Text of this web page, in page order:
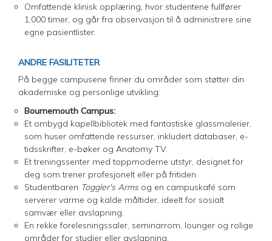
Omfattende klinisk opplæring, hvor studentene fullfører
1,000 timer, og går fra observasjon til å administrere sine
egne pasientlister.
ANDRE FASILITETER
På begge campusene finner du områder som støtter din
akademiske og personlige utvikling:
Bournemouth Campus:
Et ombygd kapellbibliotek med fantastiske glassmalerier,
som huser omfattende ressurser, inkludert databaser, e-
tidsskrifter, e-bøker og Anatomy TV.
Et treningssenter med toppmoderne utstyr, designet for
deg som trener profesjonelt eller på fritiden.
Studentbaren Toggler's Armsog en campuskafé som
serverer varme og kalde måltider, ideelt for sosialt
samvær eller avslapning.
En rekke forelesningssaler, seminarrom, lounger og rolige
områder for studier eller avslapning.